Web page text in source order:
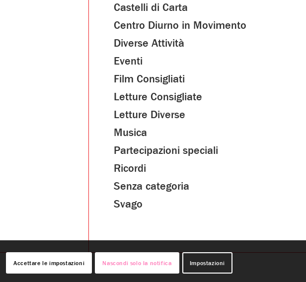
Castelli di Carta
Centro Diurno in Movimento
Diverse Attività
Eventi
Film Consigliati
Letture Consigliate
Letture Diverse
Musica
Partecipazioni speciali
Ricordi
Senza categoria
Svago
Accettare le impostazioni Nascondi solo la notifica Impostazioni